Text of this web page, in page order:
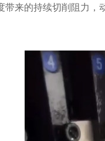
带来的持续切削阻力，